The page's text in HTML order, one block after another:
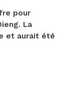
pour
La
et aurait été